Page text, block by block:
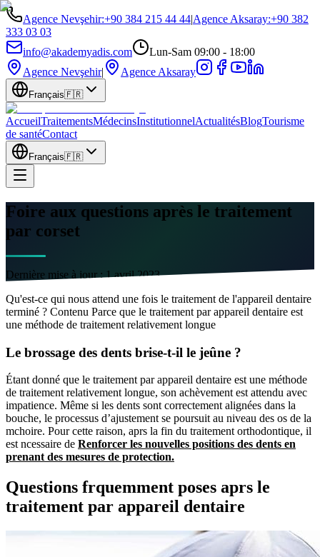
Agence Nevşehir:+90 384 215 44 44|Agence Aksaray:+90 382
333 03 03
info@akademyadis.com
Lun-Sam 09:00 - 18:00
Agence Nevşehir| Agence Aksaray
Français🇫🇷
AccueilTraitementsMédecinsInstitutionnelActualitésBlogTourisme
de santéContact
Français🇫🇷
Foire aux questions après le traitement
par corset
Dernière mise à jour :1 avril 2023
Qu'est-ce qui nous attend une fois le traitement de l'appareil dentaire
terminé ? Contenu Parce que le traitement par appareil dentaire est
une méthode de traitement relativement longue
Le brossage des dents brise-t-il le jeûne ?
Étant donné que le traitement par appareil dentaire est une méthode
de traitement relativement longue, son achèvement est attendu avec
impatience. Même si les dents sont correctement alignées dans la
bouche, le processus d’ajustement se poursuit au niveau des os de la
mchoire. Pour cette raison, aprs la fin du traitement orthodontique, il
est ncessaire de Renforcer les nouvelles positions des dents en
prenant des mesures de protection.
Questions frquemment poses aprs le
traitement par appareil dentaire